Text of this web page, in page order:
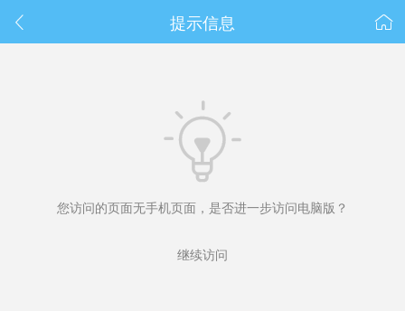
 
提示信息

您访问的页面无手机页面，是否进一步访问电脑版？
继续访问